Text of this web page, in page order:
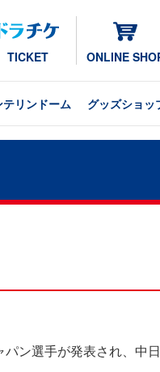
TICKET ONLINE
テリンドーム グッズショッ
ン選手が発表され、中